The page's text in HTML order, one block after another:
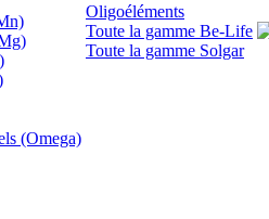
(Omega)
Oligoéléments
Toute la gamme Be-Life
Toute la gamme Solgar